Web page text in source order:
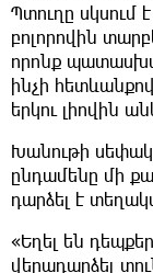
Պտուղը սկսում
բոլորովին
որոնք
ինչի
երկու լիովին
Խանութի
ընդամենը մի
դարձել է
«Եղել են
վերադարձել